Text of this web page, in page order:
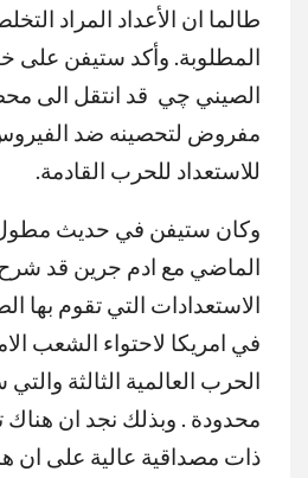
طالما ان الأعداد المراد
المطلوبة. وأكد ستيفن على
الصيني چي قد انتقل الى
مفروض لتحصينه ضد الفيروس
للاستعداد للحرب القادمة.
وكان ستيفن في حديث مطول
الماضي مع ادم جرين قد
الاستعدادات التي تقوم بها
في امريكا لاحتواء الشعب
الحرب العالمية الثالثة
محدودة . وبذلك نجد ان
ذات مصداقية عالية على ان